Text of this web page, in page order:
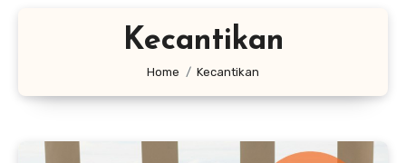
Kecantikan
Home Kecantikan